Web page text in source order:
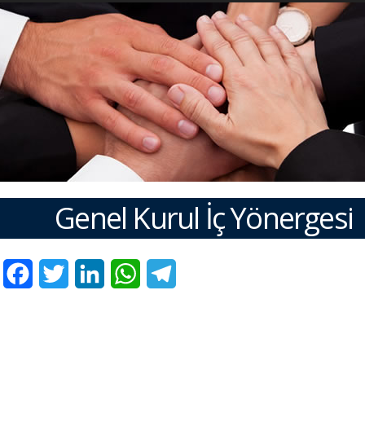
Genel Kurul İç Yönergesi
FacebookTwitter LinkedInWhatsApp